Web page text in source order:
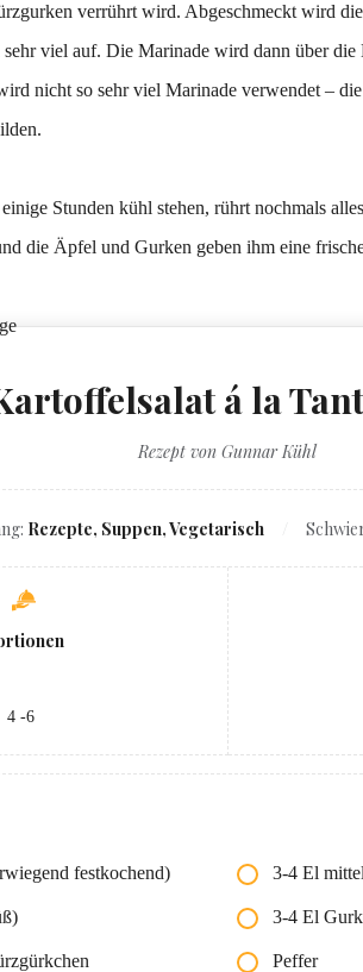
verrührt wird. Abgeschmeckt wird
viel auf. Die Marinade wird dann über
nicht so sehr viel Marinade verwendet –
Stunden kühl stehen, rührt nochmals
die Äpfel und Gurken geben ihm eine
á la
Rezept von Gunnar Kühl
Rezepte, Suppen, Vegetarisch
4 -6
festkochend) 3-4 El
3-4 El
Peffer